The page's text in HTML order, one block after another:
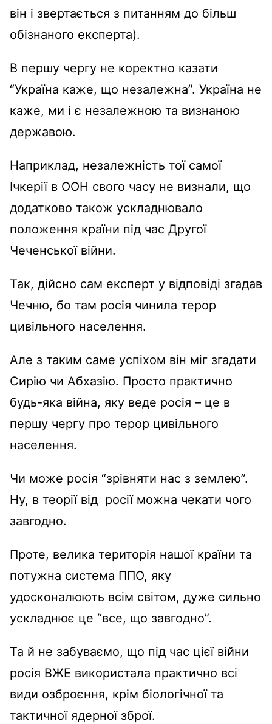
він і звертається з питанням до більш
обізнаного експерта).
В першу чергу не коректно казати
“Україна каже, що незалежна”. Україна не
каже, ми і є незалежною та визнаною
державою.
Наприклад, незалежність тої самої
Ічкерії в ООН свого часу не визнали, що
додатково також ускладнювало
положення країни під час Другої
Чеченської війни.
Так, дійсно сам експерт у відповіді згадав
Чечню, бо там росія чинила терор
цивільного населення.
Але з таким саме успіхом він міг згадати
Сирію чи Абхазію. Просто практично
будь-яка війна, яку веде росія – це в
першу чергу про терор цивільного
населення.
Чи може росія “зрівняти нас з землею”.
Ну, в теорії від росії можна чекати чого
завгодно.
Проте, велика територія нашої країни та
потужна система ППО, яку
удосконалюють всім світом, дуже сильно
ускладнює це “все, що завгодно”.
Та й не забуваємо, що під час цієї війни
росія ВЖЕ використала практично всі
види озброєння, крім біологічної та
тактичної ядерної зброї.